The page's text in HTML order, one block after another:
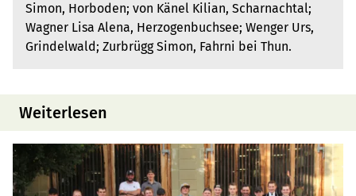
Simon, Horboden; von Känel Kilian, Scharnachtal;
Wagner Lisa Alena, Herzogenbuchsee; Wenger Urs,
Grindelwald; Zurbrügg Simon, Fahrni bei Thun.
Weiterlesen